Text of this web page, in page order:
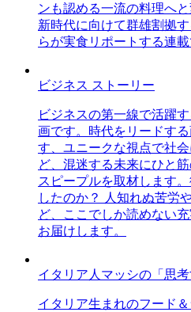
ンも認める一流の料理へ
新時代に向けて群雄割拠
らが実食リポートする連載
ビジネス ストーリー
ビジネスの第一線で活躍
画です。時代をリードす
す、ユニークな視点で社
ど、混迷する未来にひと
スピープルを取材します
したのか？ 人知れぬ苦労
ど、ここでしか読めない
お届けします。
イタリア人マッシの「思考
イタリア生まれのフード